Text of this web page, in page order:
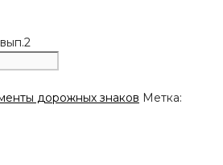
дорожных знаков Метка: